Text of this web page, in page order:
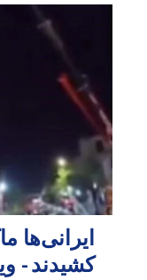
ایرانی‌ها
کشیدند -